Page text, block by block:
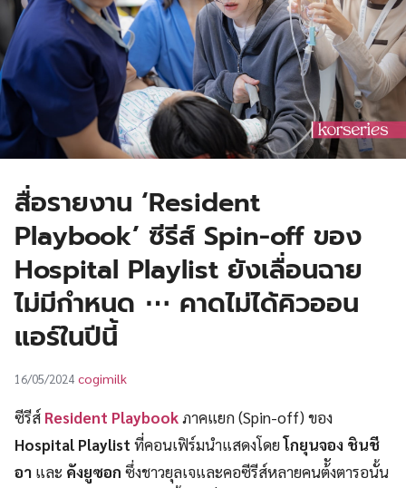
สื่อรายงาน ‘Resident
Playbook’ ซีรีส์ Spin-off ของ
Hospital Playlist ยังเลื่อนฉาย
ไม่มีกำหนด ⋯ คาดไม่ได้คิวออน
แอร์ในปีนี้
16/05/2024 cogimilk
ซีรีส์ Resident Playbookภาคแยก (Spin-off) ของ
Hospital Playlist ที่คอนเฟิร์มนำแสดงโดยโกยุนจอง ชินชี
อา และ คังยูซอก ​ ซึ่งชาวยุลเจและคอซีรีส์หลายคนต้ังตารอนั้น